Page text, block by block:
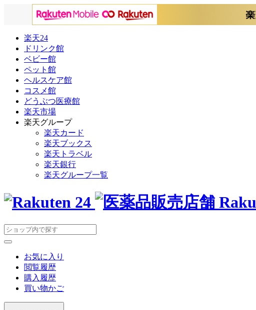
楽天24
ドリンク館
ベビー館
ペット館
ヘルスケア館
コスメ館
どうぶつ医療館
楽天市場
楽天グループ
楽天カード
楽天ブックス
楽天トラベル
楽天銀行
楽天グループ一覧
お気に入り
閲覧履歴
購入履歴
買い物かご